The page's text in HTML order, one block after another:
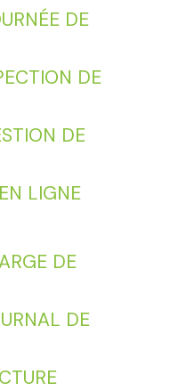
DE
DE
DE
LIGNE
DE
DE